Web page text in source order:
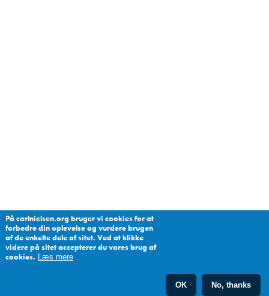
På carlnielsen.org bruger vi cookies for at
forbedre din oplevelse og vurdere brugen
af de enkelte dele af sitet. Ved at klikke
videre på sitet accepterer du vores brug af
cookies. Læs mere
OK No, thanks